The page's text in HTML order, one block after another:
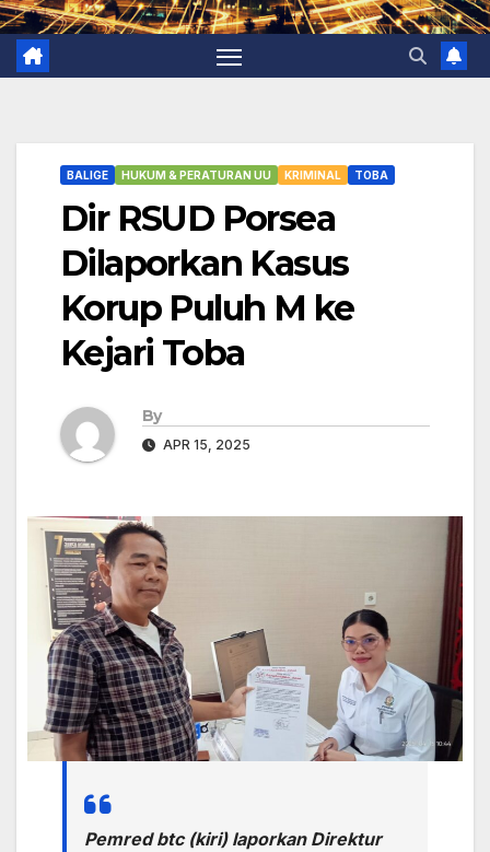
BALIGE HUKUM & PERATURAN UU KRIMINAL TOBA
Dir RSUD Porsea
Dilaporkan Kasus
Korup Puluh M ke
Kejari Toba
By
APR 15, 2025
Pemred btc (kiri) laporkan Direktur